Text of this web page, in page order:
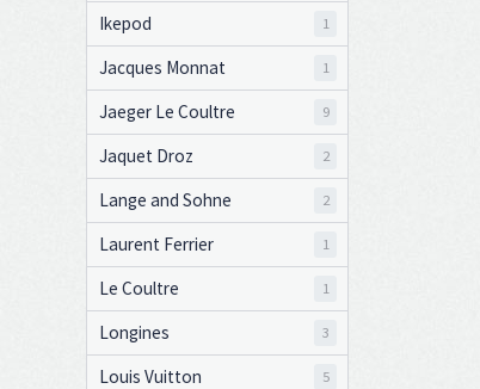
Ikepod 1
Jacques Monnat 1
Jaeger Le Coultre 9
Jaquet Droz 2
Lange and Sohne 2
Laurent Ferrier 1
Le Coultre 1
Longines 3
Louis Vuitton 5